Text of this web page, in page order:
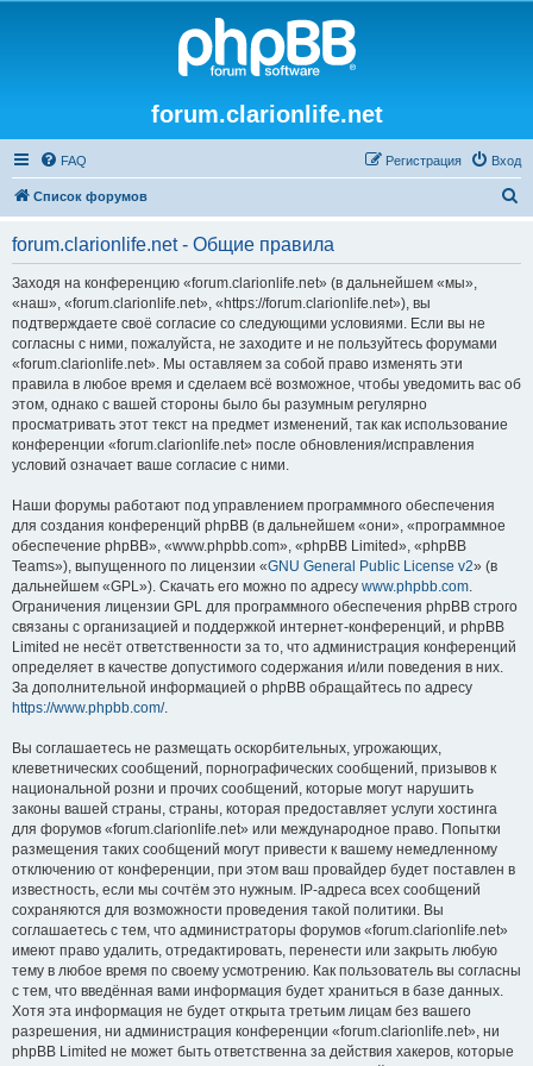
forum.clarionlife.net
FAQ Вход
Регистрация
Список форумов
forum.clarionlife.net - Общие правила
Заходя на конференцию «forum.clarionlife.net» (в дальнейшем «мы»,
«наш», «forum.clarionlife.net», «https://forum.clarionlife.net»), вы
подтверждаете своё согласие со следующими условиями. Если вы не
согласны с ними, пожалуйста, не заходите и не пользуйтесь форумами
«forum.clarionlife.net». Мы оставляем за собой право изменять эти
правила в любое время и сделаем всё возможное, чтобы уведомить вас об
этом, однако с вашей стороны было бы разумным регулярно
просматривать этот текст на предмет изменений, так как использование
конференции «forum.clarionlife.net» после обновления/исправления
условий означает ваше согласие с ними.
Наши форумы работают под управлением программного обеспечения
для создания конференций phpBB (в дальнейшем «они», «программное
обеспечение phpBB», «www.phpbb.com», «phpBB Limited», «phpBB
Teams»), выпущенного по лицензии «GNU General Public License v2» (в
дальнейшем «GPL»). Скачать его можно по адресу www.phpbb.com.
Ограничения лицензии GPL для программного обеспечения phpBB строго
связаны с организацией и поддержкой интернет-конференций, и phpBB
Limited не несёт ответственности за то, что администрация конференций
определяет в качестве допустимого содержания и/или поведения в них.
За дополнительной информацией о phpBB обращайтесь по адресу
https://www.phpbb.com/.
Вы соглашаетесь не размещать оскорбительных, угрожающих,
клеветнических сообщений, порнографических сообщений, призывов к
национальной розни и прочих сообщений, которые могут нарушить
законы вашей страны, страны, которая предоставляет услуги хостинга
для форумов «forum.clarionlife.net» или международное право. Попытки
размещения таких сообщений могут привести к вашему немедленному
отключению от конференции, при этом ваш провайдер будет поставлен в
известность, если мы сочтём это нужным. IP-адреса всех сообщений
сохраняются для возможности проведения такой политики. Вы
соглашаетесь с тем, что администраторы форумов «forum.clarionlife.net»
имеют право удалить, отредактировать, перенести или закрыть любую
тему в любое время по своему усмотрению. Как пользователь вы согласны
с тем, что введённая вами информация будет храниться в базе данных.
Хотя эта информация не будет открыта третьим лицам без вашего
разрешения, ни администрация конференции «forum.clarionlife.net», ни
phpBB Limited не может быть ответственна за действия хакеров, которые